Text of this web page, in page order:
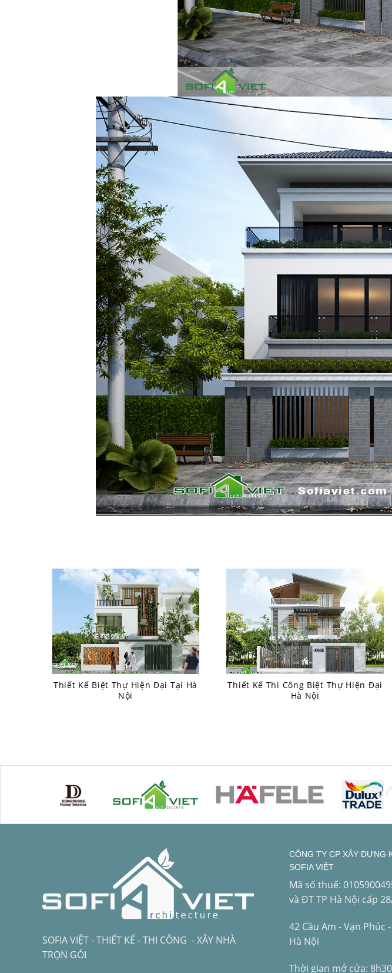
Thiết Kế Biệt Thự Hiện Đại Tại Hà
Nội
Thiết Kế Thi Công Biệt Thự Hiện Đại
Hà Nội
SOFIA VIỆT - THIẾT KẾ - THI CÔNG - XÂY NHÀ
TRỌN GÓI
CÔNG TY CP XÂY DỰNG
SOFIA VIỆT
Mã số thuế:
và ĐT TP Hà Nội cấp
42 Cầu Am - Vạn Phúc
Hà Nội
Thời gian mở cửa: